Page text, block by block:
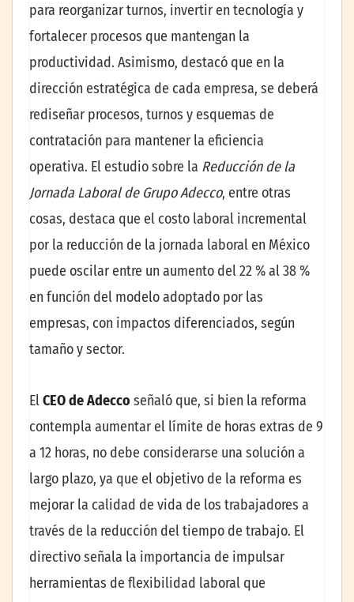
para reorganizar turnos, invertir en tecnología y
fortalecer procesos que mantengan la
productividad. Asimismo, destacó que en la
dirección estratégica de cada empresa, se deberá
rediseñar procesos, turnos y esquemas de
contratación para mantener la eficiencia
operativa. El estudio sobre la Reducción de la
Jornada Laboral de Grupo Adecco, entre otras
cosas, destaca que el costo laboral incremental
por la reducción de la jornada laboral en México
puede oscilar entre un aumento del 22 % al 38 %
en función del modelo adoptado por las
empresas, con impactos diferenciados, según
tamaño y sector.
ElCEO de Adecco señaló que, si bien la reforma
contempla aumentar el límite de horas extras de 9
a 12 horas, no debe considerarse una solución a
largo plazo, ya que el objetivo de la reforma es
mejorar la calidad de vida de los trabajadores a
través de la reducción del tiempo de trabajo. El
directivo señala la importancia de impulsar
herramientas de flexibilidad laboral que